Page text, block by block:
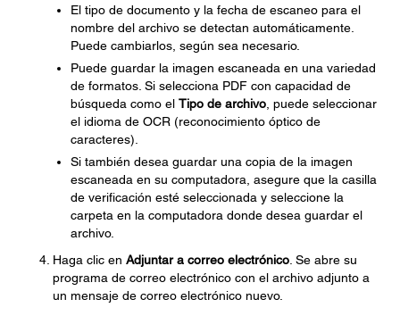
El tipo de documento y la fecha de escaneo para el
nombre del archivo se detectan automáticamente.
Puede cambiarlos, según sea necesario.
Puede guardar la imagen escaneada en una variedad
de formatos. Si selecciona PDF con capacidad de
búsqueda como el Tipo de archivo , puede seleccionar
el idioma de OCR (reconocimiento óptico de
caracteres).
Si también desea guardar una copia de la imagen
escaneada en su computadora, asegure que la casilla
de verificación esté seleccionada y seleccione la
carpeta en la computadora donde desea guardar el
archivo.
Haga clic en Adjuntar a correo electrónico . Se abre su
programa de correo electrónico con el archivo adjunto a
un mensaje de correo electrónico nuevo.